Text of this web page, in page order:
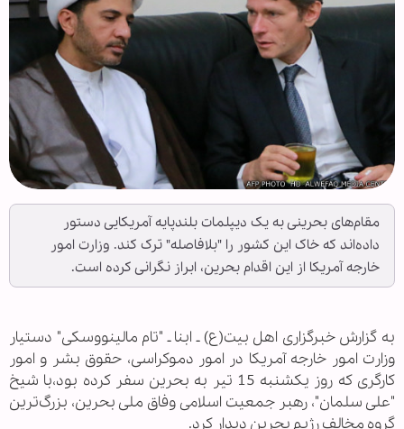
مقام‌های بحرینی به یک دیپلمات بلندپایه آمریکایی دستور
داده‌اند که خاک این کشور را "بلافاصله" ترک کند. وزارت امور
خارجه آمریکا از این اقدام بحرین، ابراز نگرانی کرده است.
به گزارش خبرگزاری اهل بیت(ع) ـ ابنا ـ "تام مالینووسکی" دستیار
وزارت امور خارجه آمریکا در امور دموکراسی، حقوق بشر و امور
کارگری که روز یکشنبه 15 تیر به بحرین سفر کرده بود،با شیخ
"علی سلمان"، رهبر جمعیت اسلامی وفاق ملی بحرین، بزرگ‌ترین
گروه مخالف رژیم بحرین دیدار کرد.